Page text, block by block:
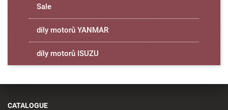
Sale
díly motorů YANMAR
díly motorů ISUZU
CATALOGUE